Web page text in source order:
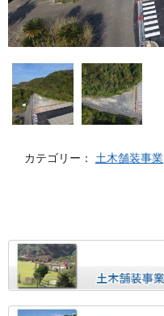
カテゴリー： 土木舗装事業